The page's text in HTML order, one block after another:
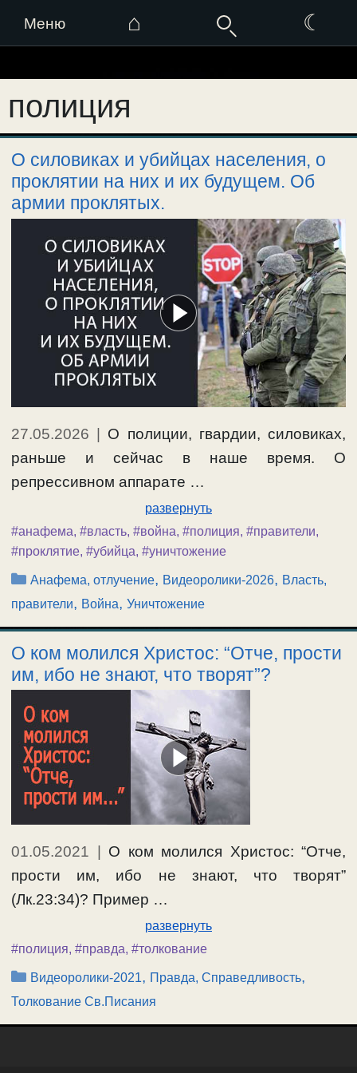
Меню ⌂ ☾
к
содержимому
полиция
О силовиках и убийцах населения, о
проклятии на них и их будущем. Об
армии проклятых.
27.05.2026 | О полиции, гвардии, силовиках,
раньше и сейчас в наше время. О
репрессивном аппарате …
развернуть
#анафема, #власть, #война, #полиция, #правители,
#проклятие, #убийца, #уничтожение
Рубрики
Анафема, отлучение, Видеоролики-2026, Власть,
правители, Война, Уничтожение
О ком молился Христос: “Отче, прости
им, ибо не знают, что творят”?
01.05.2021
О ком молился Христос: “Отче,
прости им, ибо не знают, что творят”
(Лк.23:34)? Пример …
развернуть
#полиция, #правда, #толкование
Рубрики
Видеоролики-2021, Правда, Справедливость,
Толкование Св.Писания